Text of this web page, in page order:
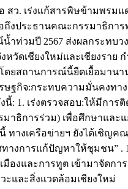
สว. เร่งแก้สารพิษข้ามพรม
ถึงประธานคณะกรรมาธิก
ำท่วมปี 2567 ส่งผลกระท
งหวัดเชียงใหม่และเชียงร
ยสถานการณ์นี้ยืดเยื้อมาน
ษฐกิจ:กระทบความมั่นคงท
นี้: 1. เร่งตรวจสอบ:ให้มีกา
มาธิการร่วม) เพื่อศึกษาแล
างเครือข่ายฯ ยังได้เชิญค
งการแก้ปัญหาให้ชุมชน” . 1
มืองและการทูต เข้ามาจัด
และสิ่งแวดล้อมเชียงใหม่